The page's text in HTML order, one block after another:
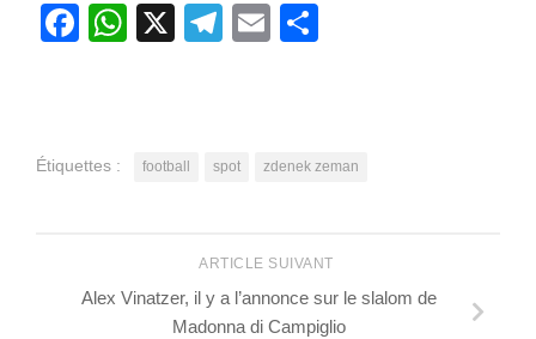
Facebook
WhatsApp
X Telegram
Email
Étiquettes : football spot zdenek zeman
ARTICLE SUIVANT
Alex Vinatzer, il y a l’annonce sur le slalom de
Madonna di Campiglio